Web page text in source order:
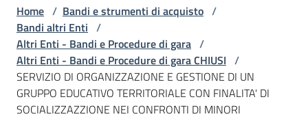
telematici
L'Agenzia
Home / Bandi e strumenti di acquisto /
Bandi altri Enti /
Altri Enti - Bandi e Procedure di gara /
Altri Enti - Bandi e Procedure di gara CHIUSI /
SERVIZIO DI ORGANIZZAZIONE E GESTIONE DI UN
GRUPPO EDUCATIVO TERRITORIALE CON FINALITA' DI
SOCIALIZZAZZIONE NEI CONFRONTI DI MINORI